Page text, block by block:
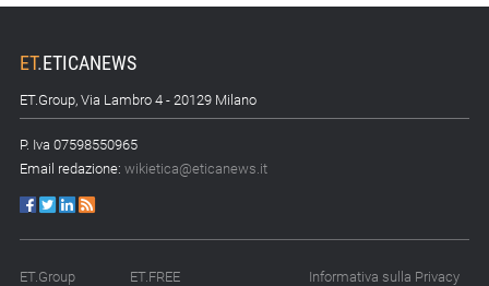
ET.ETICANEWS
ET.Group, Via Lambro 4 - 20129 Milano
P. Iva 07598550965
Email redazione: wikietica@eticanews.it
ET.Group ET.FREE Informativa sulla Privacy